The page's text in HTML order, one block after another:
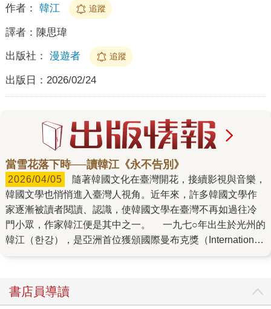
作者： 韓江 追蹤
譯者： 陳思瑋
出版社： 漫遊者 追蹤
出版日： 2026/02/24
當雪花落下時──讀韓江《永不告別》
2026/04/05
韓國文學也悄悄進入臺灣人視角。近年來，許多韓國文學作
家逐漸被讀者閱讀、認識，使韓國文學在臺灣不再如過往冷
門小眾，作家韓江便是其中之一。 一九七○年出生於光州的
韓江（한강），是亞洲首位獲頒國際曼布克獎（International
國，被翻譯成多種語言，在臺灣文學圈也頗負盛名，擁有許
多讀者。回望歷年著作，在探討家庭中女性弱勢角色的代表
書店員導讀